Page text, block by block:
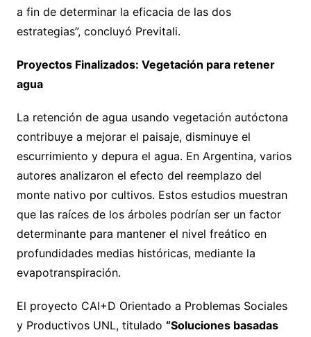
a fin de determinar la eficacia de las dos
estrategias”, concluyó Previtali.
Proyectos Finalizados: Vegetación para retener
agua
La retención de agua usando vegetación autóctona
contribuye a mejorar el paisaje, disminuye el
escurrimiento y depura el agua. En Argentina, varios
autores analizaron el efecto del reemplazo del
monte nativo por cultivos. Estos estudios muestran
que las raíces de los árboles podrían ser un factor
determinante para mantener el nivel freático en
profundidades medias históricas, mediante la
evapotranspiración.
El proyecto CAI+D Orientado a Problemas Sociales
y Productivos UNL, titulado “Soluciones basadas